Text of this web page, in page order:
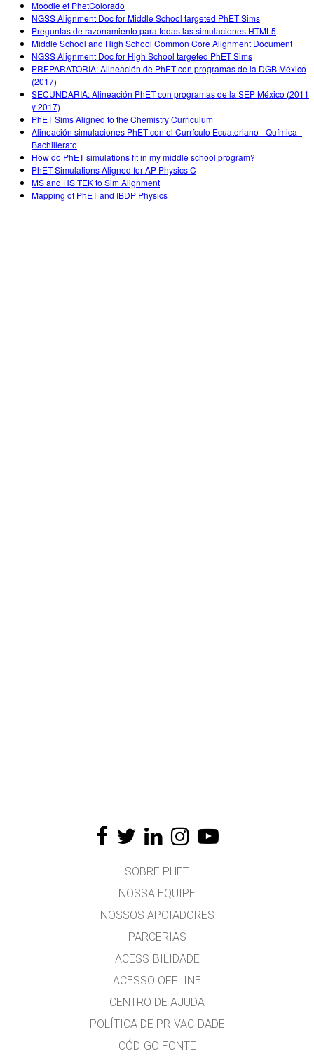
Moodle et PhetColorado
NGSS Alignment Doc for Middle School targeted PhET Sims
Preguntas de razonamiento para todas las simulaciones HTML5
Middle School and High School Common Core Alignment Document
NGSS Alignment Doc for High School targeted PhET Sims
PREPARATORIA: Alineación de PhET con programas de la DGB México
(2017)
SECUNDARIA: Alineación PhET con programas de la SEP México (2011
y 2017)
PhET Sims Aligned to the Chemistry Curriculum
Alineación simulaciones PhET con el Currículo Ecuatoriano - Química -
Bachillerato
How do PhET simulations fit in my middle school program?
PhET Simulations Aligned for AP Physics C
MS and HS TEK to Sim Alignment
Mapping of PhET and IBDP Physics
SOBRE PHET
NOSSA EQUIPE
NOSSOS APOIADORES
PARCERIAS
ACESSIBILIDADE
ACESSO OFFLINE
CENTRO DE AJUDA
POLÍTICA DE PRIVACIDADE
CÓDIGO FONTE